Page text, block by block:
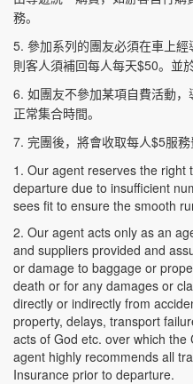
務。
5. 參加系列的團友必須在車上
則客人須補回每人每天$50。並
6. 如團友不參加某項自費活動
正常集合時間。
7. 完團後，將會收取每人$5服務
1. Our agent reserves the right
departure due to insufficient
sees fit to ensure the smooth
2. Our agent acts only as an
and suppliers provided and
or damage to baggage or
death or for any damages or
directly or indirectly from
property, delays, transport
acts of God etc. over which
agent highly recommends all
Insurance prior to departure.